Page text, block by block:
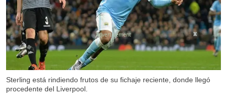
Sterling está rindiendo frutos de su fichaje reciente, donde llegó
procedente del Liverpool.
X
X
X